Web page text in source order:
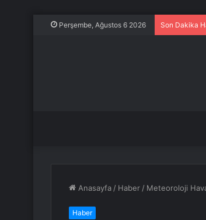
Perşembe, Ağustos 6 2026 Son Dakika
Anasayfa / Haber / Meteoroloji
Haber